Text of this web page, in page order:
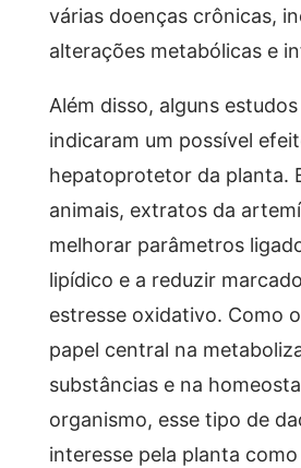
várias doenças crônicas,
alterações metabólicas e
Além disso, alguns
indicaram um possível
hepatoprotetor da planta.
animais, extratos da
melhorar parâmetros
lipídico e a reduzir
estresse oxidativo. Como
papel central na
substâncias e na
organismo, esse tipo de
interesse pela planta